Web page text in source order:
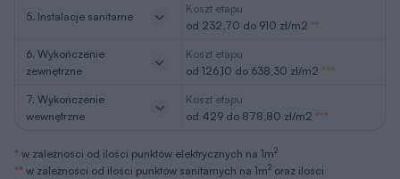
5. Instalacje sanitarne
Koszt etapu
od 232,70 do 910 zł/m2 **
6. Wykończenie
zewnętrzne
Koszt etapu
od 126,10 do 638,30 zł/m2 ***
7. Wykończenie
wewnętrzne
Koszt etapu
od 429 do 878,80 zł/m2 ***
* w zależności od ilości punktów elektrycznych na 1m2
** w zależności od ilości punktów sanitarnych na 1m2 oraz ilości